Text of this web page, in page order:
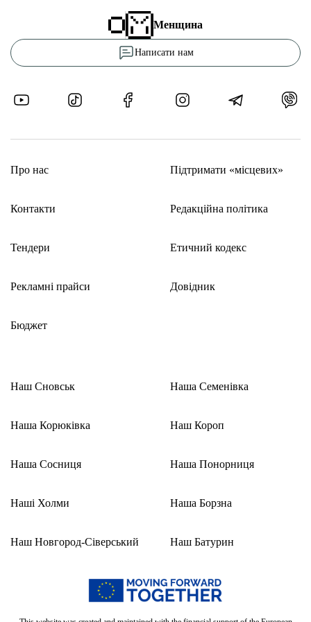
Менщина
Написати нам
Про нас
Контакти
Тендери
Рекламні прайси
Бюджет
Підтримати «місцевих»
Редакційна політика
Етичний кодекс
Довідник
Наш Сновськ
Наша Корюківка
Наша Сосниця
Наші Холми
Наш Новгород-Сіверський
Наша Семенівка
Наш Короп
Наша Понорниця
Наша Борзна
Наш Батурин